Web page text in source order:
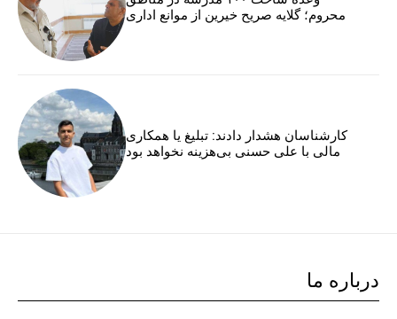
محروم؛ گلایه صریح خیرین از موانع اداری
کارشناسان هشدار دادند: تبلیغ یا همکاری
مالی با علی حسنی بی‌هزینه نخواهد بود
درباره ما